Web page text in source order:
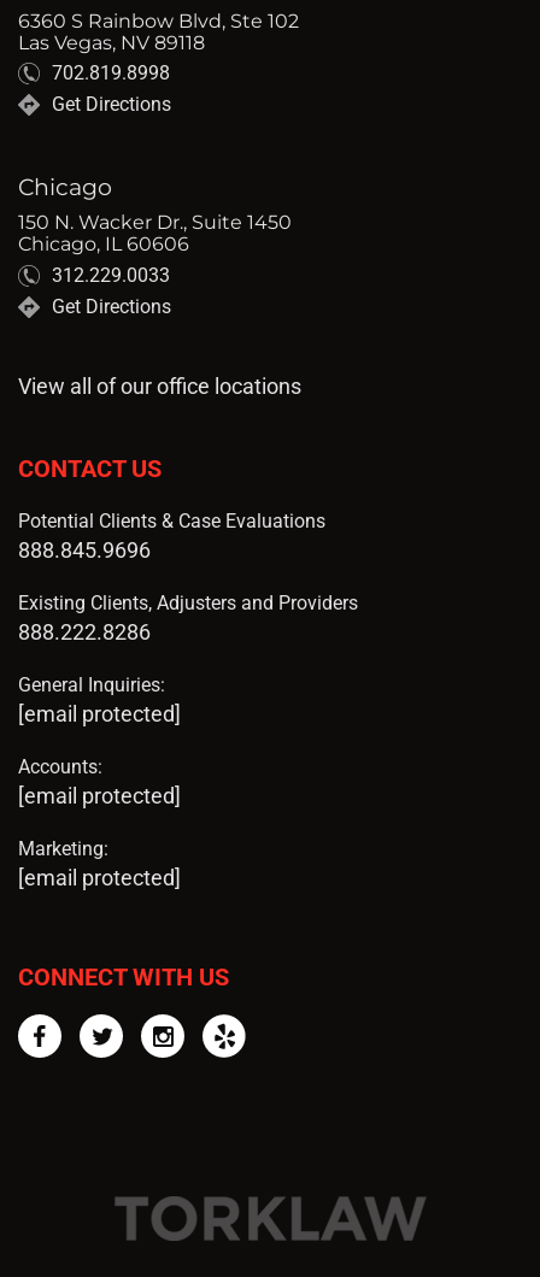
6360 S Rainbow Blvd, Ste 102
Las Vegas, NV 89118
702.819.8998
Get Directions
Chicago
150 N. Wacker Dr., Suite 1450
Chicago, IL 60606
312.229.0033
Get Directions
View all of our office locations
CONTACT US
Potential Clients & Case Evaluations
888.845.9696
Existing Clients, Adjusters and Providers
888.222.8286
General Inquiries:
[email protected]
Accounts:
[email protected]
Marketing:
[email protected]
CONNECT WITH US
FacebookTwitterInstagram
Yelp